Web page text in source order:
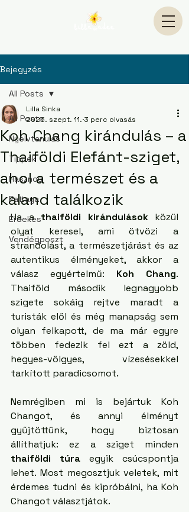
Bejegyzés
All Posts
Nyelvtanulás
Tippek
Hasznos
Pattaya
Érdekes
Vendégposzt
All Posts
Koh Chang kirándulás – a
Thaiföldi Elefánt-sziget,
ahol a természet és a
kaland találkozik
Lilla Sinka
2025. szept. 11. 3 perc olvasás
Ha a thaiföldi kirándulások közül
olyat keresel, ami ötvözi a
strandolást, a természetjárást és az
autentikus élményeket, akkor a
válasz egyértelmű: Koh Chang.
Thaiföld második legnagyobb
szigete sokáig rejtve maradt a
turisták elől és még manapság sem
olyan felkapott, de ma már egyre
többen fedezik fel ezt a zöld,
hegyes-völgyes, vízesésekkel
tarkított paradicsomot.
Nemrégiben mi is bejártuk Koh
Changot, és annyi élményt
gyűjtöttünk, hogy biztosan
thaiföldi túra egyik csúcspontja
lehet. Most megosztjuk veletek, mit
érdemes tudni és kipróbálni, ha Koh
Changot választjátok.